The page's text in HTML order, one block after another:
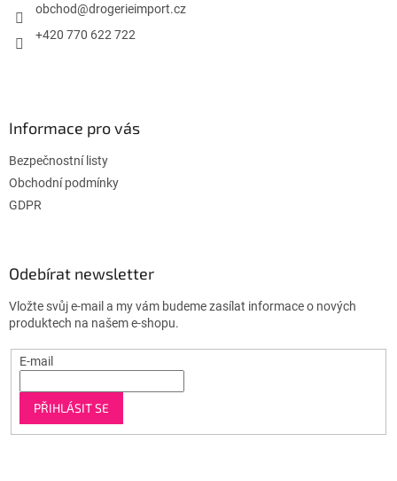
obchod@drogerieimport.cz
+420 770 622 722
Informace pro vás
Bezpečnostní listy
Obchodní podmínky
GDPR
Odebírat newsletter
Vložte svůj e-mail a my vám budeme zasílat informace o nových
produktech na našem e-shopu.
E-mail
PŘIHLÁSIT SE